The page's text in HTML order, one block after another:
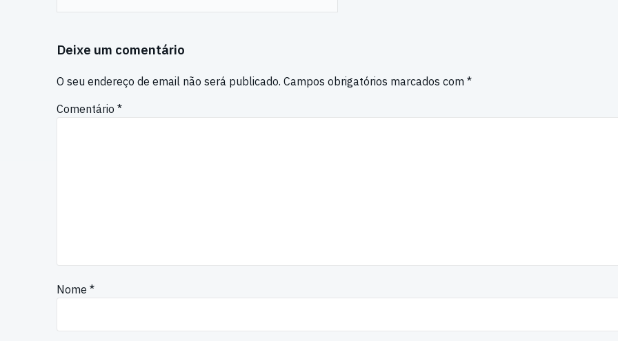
Deixe um comentário
O seu endereço de email não será publicado. Campos obrigatórios marcados com *
Comentário *
Nome *